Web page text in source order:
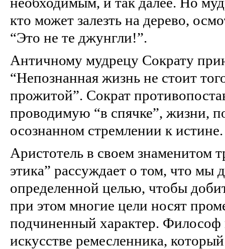
кто может залезть на дерево,
“Это не те джунгли!”.
Античному мудрецу Сократу
“Непознанная жизнь не стоит
прожитой”. Сократ
проводимую “в спячке”, жизни,
осознанном стремлении к истине.
Аристотель в своем знаменитом
этика” рассуждает о том, что мы
определенной целью, чтобы
при этом многие цели носят
подчиненный характер.
искусстве ремесленника,